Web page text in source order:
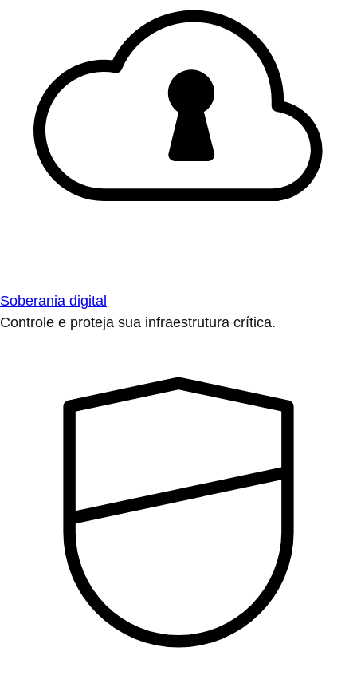
Soberania digital
Controle e proteja sua infraestrutura crítica.